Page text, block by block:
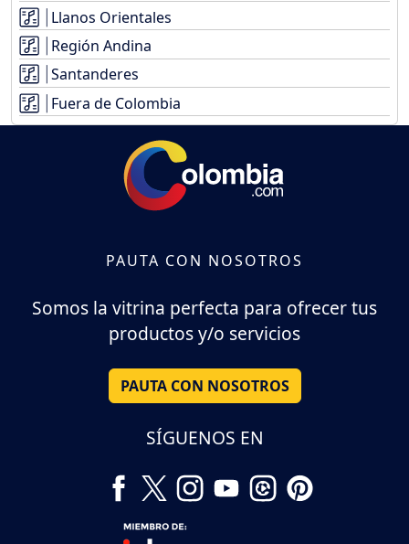
Llanos Orientales
Región Andina
Santanderes
Fuera de Colombia
PAUTA CON NOSOTROS
Somos la vitrina perfecta para ofrecer tus
productos y/o servicios
PAUTA CON NOSOTROS
SÍGUENOS EN